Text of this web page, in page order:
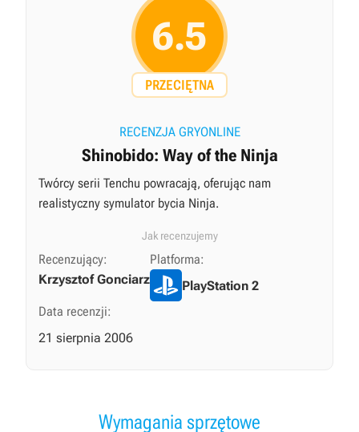
6.5
PRZECIĘTNA
RECENZJA GRYONLINE
Shinobido: Way of the Ninja
Twórcy serii Tenchu powracają, oferując nam
realistyczny symulator bycia Ninja.
Jak recenzujemy
Recenzujący:
Krzysztof Gonciarz
Platforma:
PlayStation 2
Data recenzji:
21 sierpnia 2006
Wymagania sprzętowe